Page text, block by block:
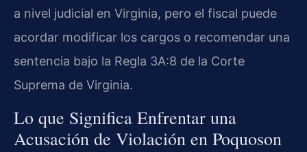
a nivel judicial en Virginia, pero el fiscal puede
acordar modificar los cargos o recomendar una
sentencia bajo la Regla 3A:8 de la Corte
Suprema de Virginia.
Lo que Significa Enfrentar una
Acusación de Violación en Poquoson